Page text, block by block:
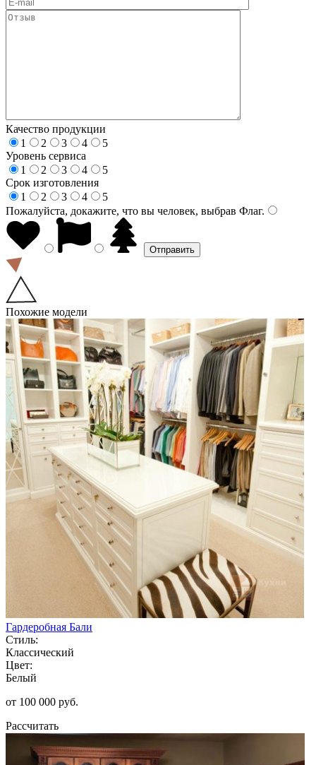
Качество продукции
1
2 3 4
5
Уровень сервиса
1
2 3 4
5
Срок изготовления
1
2 3 4
5
Пожалуйста, докажите, что вы человек, выбрав Флаг.
Похожие модели
Гардеробная Бали
Стиль:
Классический
Цвет:
Белый
от 100 000 руб.
Рассчитать